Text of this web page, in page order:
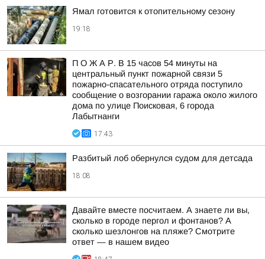
Ямал готовится к отопительному сезону
19:18
П О Ж А Р. В 15 часов 54 минуты на
центральный пункт пожарной связи 5
пожарно-спасательного отряда поступило
сообщение о возгорании гаража около жилого
дома по улице Поисковая, 6 города
Лабытнанги
17:43
Разбитый лоб обернулся судом для детсада
18:08
Давайте вместе посчитаем. А знаете ли вы,
сколько в городе пергол и фонтанов? А
сколько шезлонгов на пляже? Смотрите
ответ — в нашем видео